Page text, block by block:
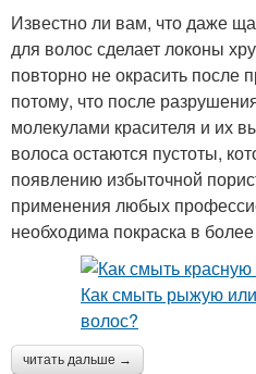
Известно ли вам, что даже
для волос сделает локоны
повторно не окрасить после
потому, что после
молекулами красителя и их
волоса остаются пустоты,
появлению избыточной
применения любых
необходима покраска в
читать дальше →